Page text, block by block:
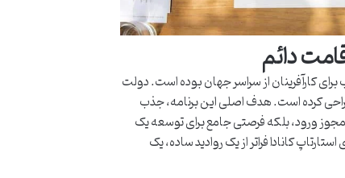
دائم
کارآفرینان از سراسر جهان بوده است. دولت
طراحی کرده است. هدف اصلی این برنامه، جذب
مجوز ورود، بلکه فرصتی جامع برای توسعه یک
کانادا فراتر از یک روادید ساده، یک